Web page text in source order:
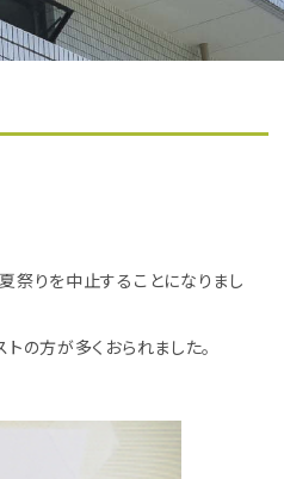
祭りを中止することになりまし
の方が多くおられました。